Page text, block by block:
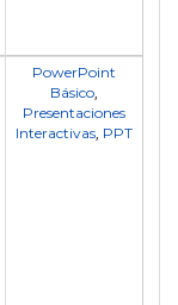
PowerPoint
Básico,
Presentaciones
Interactivas, PPT